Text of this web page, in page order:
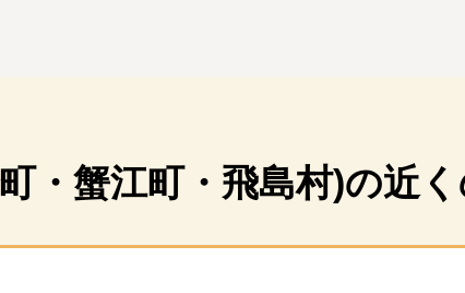
・蟹江町・飛島村)の近